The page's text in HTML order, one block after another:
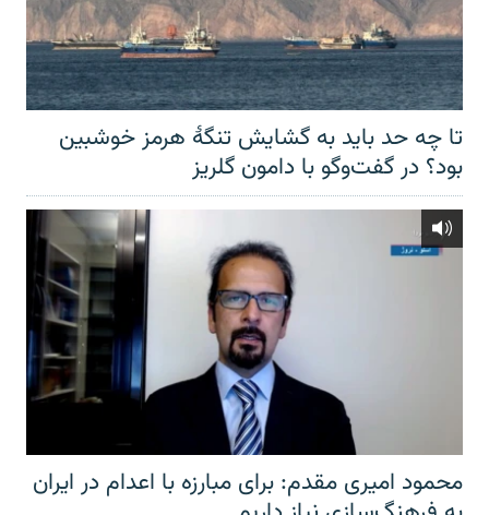
تا چه حد باید به گشایش تنگهٔ هرمز خوشبین
بود؟ در گفت‌وگو با دامون گلریز
محمود امیری مقدم: برای مبارزه با اعدام در ایران